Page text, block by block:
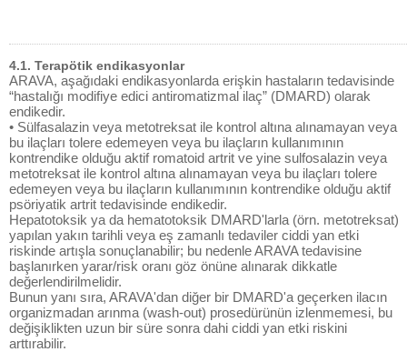
4.1. Terapötik endikasyonlar
ARAVA, aşağıdaki endikasyonlarda erişkin hastaların tedavisinde
“hastalığı modifiye edici antiromatizmal ilaç” (DMARD) olarak
endikedir.
• Sülfasalazin veya metotreksat ile kontrol altına alınamayan veya
bu ilaçları tolere edemeyen veya bu ilaçların kullanımının
kontrendike olduğu aktif romatoid artrit ve yine sulfosalazin veya
metotreksat ile kontrol altına alınamayan veya bu ilaçları tolere
edemeyen veya bu ilaçların kullanımının kontrendike olduğu aktif
psöriyatik artrit tedavisinde endikedir.
Hepatotoksik ya da hematotoksik DMARD'larla (örn. metotreksat)
yapılan yakın tarihli veya eş zamanlı tedaviler ciddi yan etki
riskinde artışla sonuçlanabilir; bu nedenle ARAVA tedavisine
başlanırken yarar/risk oranı göz önüne alınarak dikkatle
değerlendirilmelidir.
Bunun yanı sıra, ARAVA'dan diğer bir DMARD'a geçerken ilacın
organizmadan arınma (wash-out) prosedürünün izlenmemesi, bu
değişiklikten uzun bir süre sonra dahi ciddi yan etki riskini
arttırabilir.